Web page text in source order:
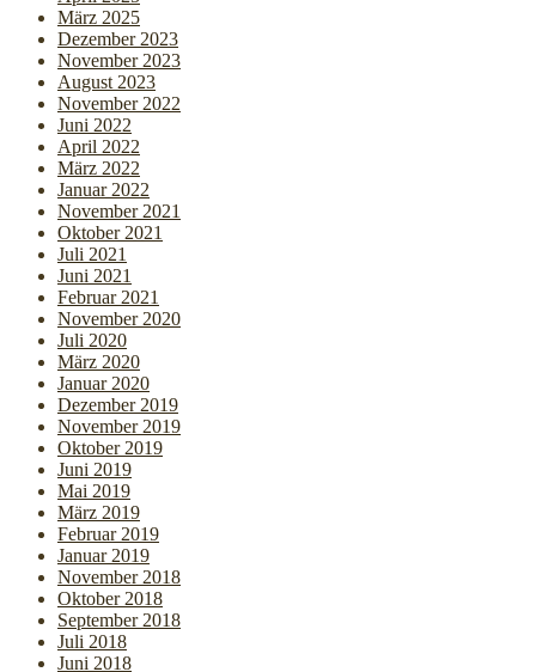
März 2025
Dezember 2023
November 2023
August 2023
November 2022
Juni 2022
April 2022
März 2022
Januar 2022
November 2021
Oktober 2021
Juli 2021
Juni 2021
Februar 2021
November 2020
Juli 2020
März 2020
Januar 2020
Dezember 2019
November 2019
Oktober 2019
Juni 2019
Mai 2019
März 2019
Februar 2019
Januar 2019
November 2018
Oktober 2018
September 2018
Juli 2018
Juni 2018